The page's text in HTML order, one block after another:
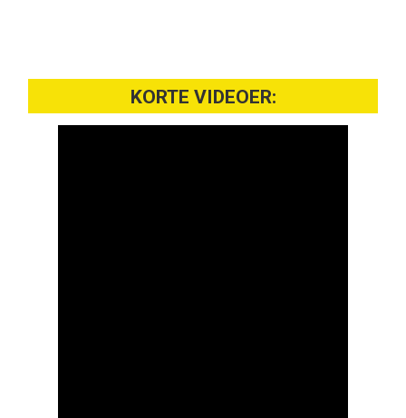
KORTE VIDEOER: